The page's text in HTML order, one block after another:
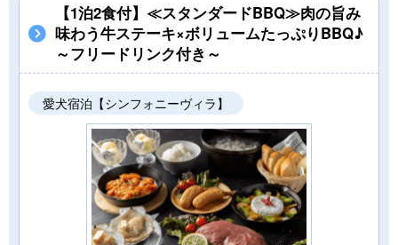
【1泊2食付】≪スタンダードBBQ≫肉の旨み
味わう牛ステーキ×ボリュームたっぷりBBQ♪
～フリードリンク付き～
愛犬宿泊【シンフォニーヴィラ】